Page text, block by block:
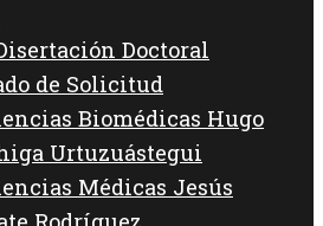
Doctoral
de Solicitud
Biomédicas Hugo
Urtuzuástegui
Médicas Jesús